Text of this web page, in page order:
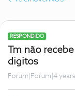
RESPONDIDO
Tm não
digitos
Forum|Forum|4